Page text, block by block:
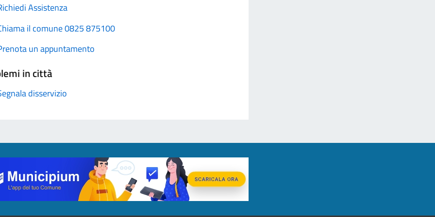
Assistenza
il comune 0825 875100
un appuntamento
in città
disservizio